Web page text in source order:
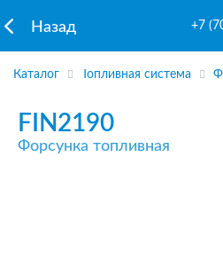
Назад +7
Каталог Топливная система
FIN2190
Форсунка топливная